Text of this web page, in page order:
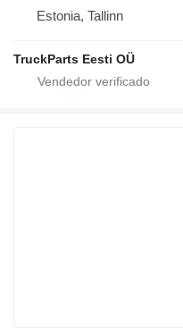
Estonia, Tallinn
TruckParts Eesti OÜ